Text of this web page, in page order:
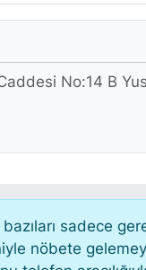
No:14 B
sadece
nöbete